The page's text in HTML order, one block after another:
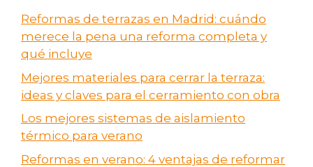
Reformas de terrazas en Madrid: cuándo
merece la pena una reforma completa y
qué incluye
Mejores materiales para cerrar la terraza:
ideas y claves para el cerramiento con obra
Los mejores sistemas de aislamiento
térmico para verano
Reformas en verano​: 4 ventajas de reformar